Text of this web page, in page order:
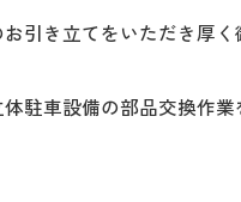
引き立てをいただき厚く
駐車設備の部品交換作